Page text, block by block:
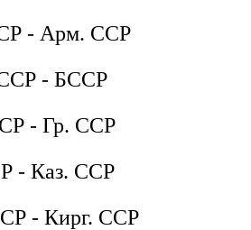
- Арм. ССР
ССР - БССР
- Гр. ССР
- Каз. ССР
- Кирг. ССР